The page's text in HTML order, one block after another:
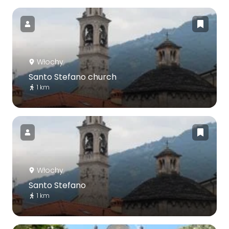
Włochy
Santo Stefano church
1 km
Włochy
Santo Stefano
1 km